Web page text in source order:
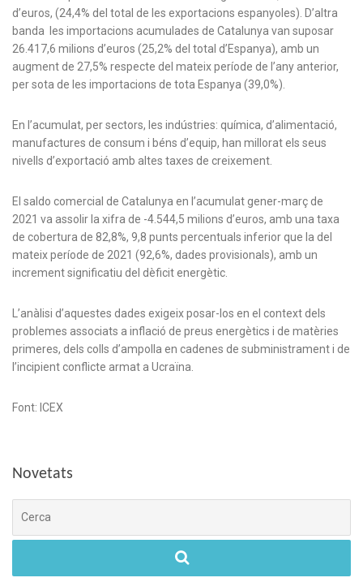
d’euros, (24,4% del total de les exportacions espanyoles). D’altra
banda les importacions acumulades de Catalunya van suposar
26.417,6 milions d’euros (25,2% del total d’Espanya), amb un
augment de 27,5% respecte del mateix període de l’any anterior,
per sota de les importacions de tota Espanya (39,0%).
En l’acumulat, per sectors, les indústries: química, d’alimentació,
manufactures de consum i béns d’equip, han millorat els seus
nivells d’exportació amb altes taxes de creixement.
El saldo comercial de Catalunya en l’acumulat gener-març de
2021 va assolir la xifra de -4.544,5 milions d’euros, amb una taxa
de cobertura de 82,8%, 9,8 punts percentuals inferior que la del
mateix període de 2021 (92,6%, dades provisionals), amb un
increment significatiu del dèficit energètic.
L’anàlisi d’aquestes dades exigeix posar-los en el context dels
problemes associats a inflació de preus energètics i de matèries
primeres, dels colls d’ampolla en cadenes de subministrament i de
l’incipient conflicte armat a Ucraïna.
Font: ICEX
Novetats